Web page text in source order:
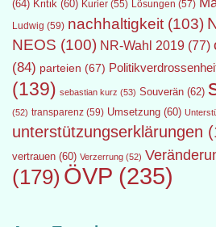
(64) Kritik (60) Kurier (55) Lösungen (57)
Ludwig (59) nachhaltigkeit (103)
NEOS (100) NR-Wahl 2019 (77)
(84) parteien (67)
(139) sebastian kurz (53) Souverän (62)
(52) transparenz (59) Umsetzung (60)
unterstützungserklärungen
vertrauen (60) Verzerrung (52)
(179) ÖVP (235)